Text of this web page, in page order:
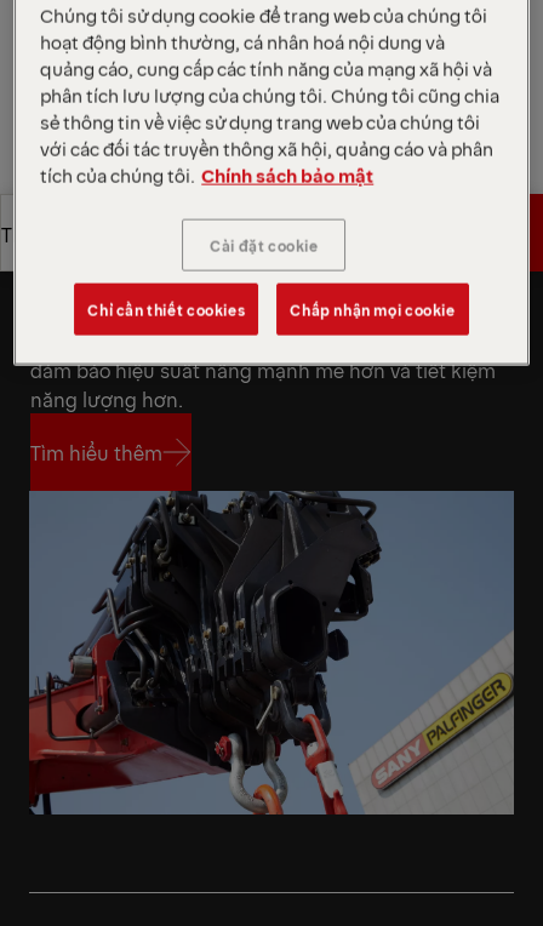
Yêu cầu báo giá
Yêu cầu báo giá
Tìm đối tác bán hàng
Tìm đối tác bán hàng
Thông số kỹ thuật
Thông số kỹ thuật
Yêu cầu báo giá
Yêu cầu báo giá
Thiết kế trọng lượng nhẹ.
Dòng cần cẩu này tuân thủ triết lý thiết kế tối ưu hóa
trọng lượng thông qua việc sử dụng các tấm thép
cường độ cao, giúp giảm tải trọng bản thân mà vẫn
đảm bảo hiệu suất nâng mạnh mẽ hơn và tiết kiệm
năng lượng hơn.
Tìm hiểu thêm
Tìm hiểu thêm
Chúng tôi sử dụng cookie để trang web của chúng tôi
hoạt động bình thường, cá nhân hoá nội dung và
quảng cáo, cung cấp các tính năng của mạng xã hội và
phân tích lưu lượng của chúng tôi. Chúng tôi cũng chia
sẻ thông tin về việc sử dụng trang web của chúng tôi
với các đối tác truyền thông xã hội, quảng cáo và phân
tích của chúng tôi. Chính sách bảo mật
Cài đặt cookie
Chỉ cần thiết cookies Chấp nhận mọi cookie